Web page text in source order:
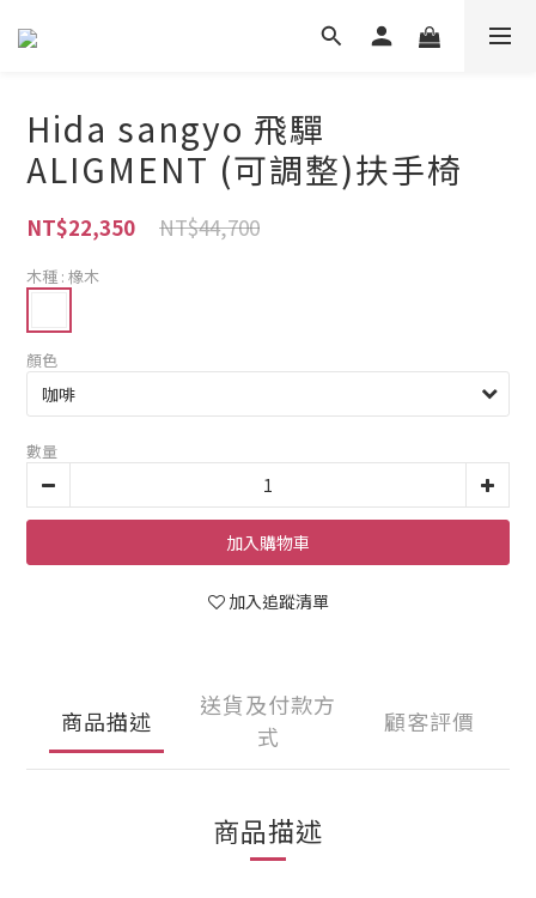
Hida sangyo 飛驒
ALIGMENT (可調整)扶手椅
NT$44,700
NT$22,350
木種 : 橡木
顏色
數量
加入購物車
加入追蹤清單
商品描述
送貨及付款方
式
顧客評價
商品描述